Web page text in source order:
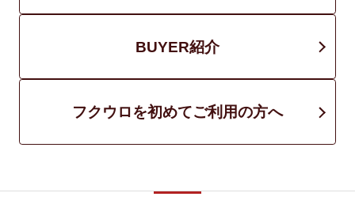
BUYER紹介
フクウロを初めてご利用の方へ